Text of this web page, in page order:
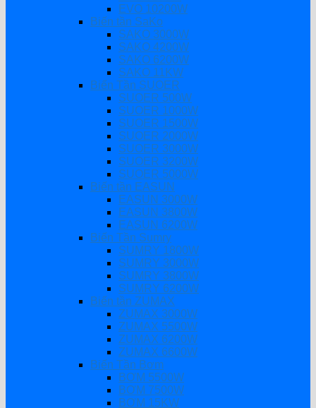
EVO 10200W
Biến tần SaKo
SAKO 3000W
SAKO 4200W
SAKO 6200W
SAKO 11KW
Biến Tần SUOER
SUOER 500W
SUOER 1000W
SUOER 1500W
SUOER 2000W
SUOER 3000W
SUOER 3200W
SUOER 5000W
Biến tần EASUN
EASUN 3000W
EASUN 3800W
EASUN 6200W
Biến Tần Sumry
SUMRY 1800W
SUMRY 3000W
SUMRY 3800W
SUMRY 6200W
Biến tần ZUMAX
ZUMAX 3000W
ZUMAX 5500W
ZUMAX 6200W
ZUMAX 6600W
Biến Tần Bơm
BƠM 5500W
BƠM 7500W
BƠM 15KW